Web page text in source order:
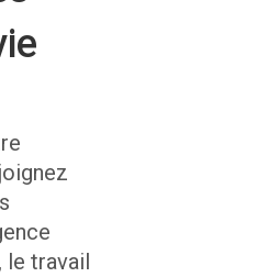
travail